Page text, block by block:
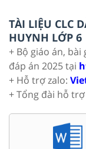
TÀI LIỆU CLC
HUYNH LỚP 6
+ Bộ giáo án,
đáp án 2025 tại
+ Hỗ trợ zalo:
+ Tổng đài hỗ